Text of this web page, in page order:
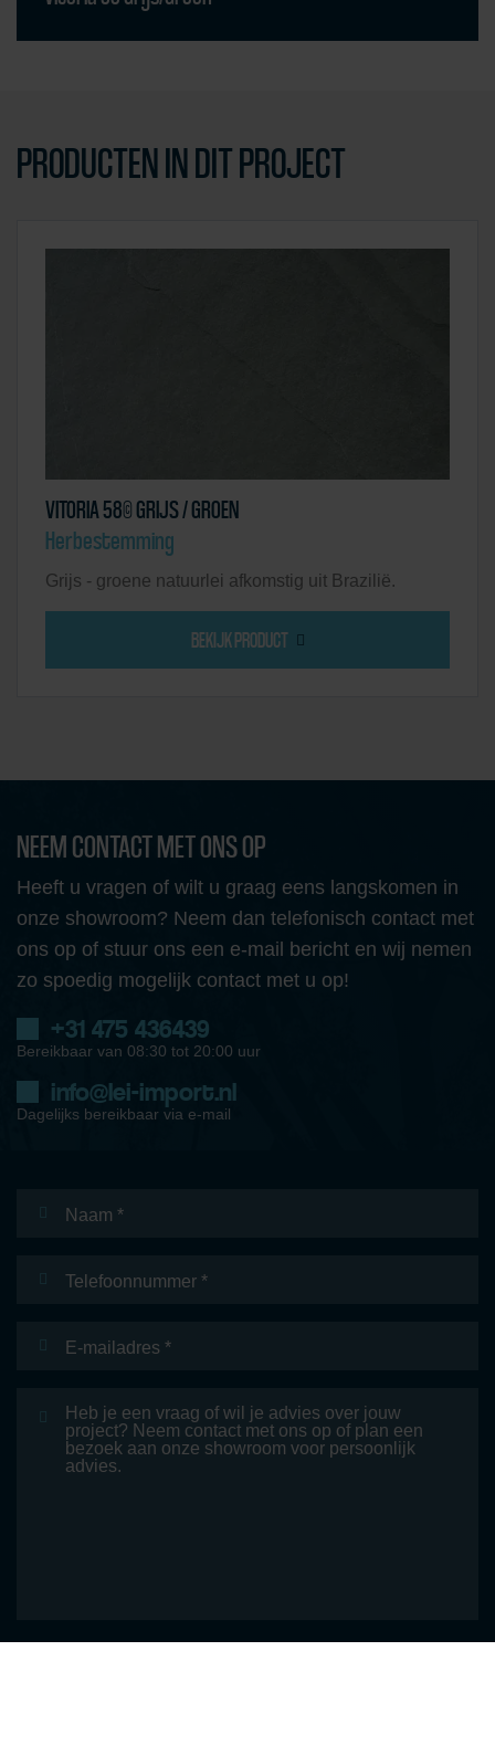
PRODUCTEN IN DIT PROJECT
VITORIA 58© GRIJS / GROEN
Herbestemming
Grijs - groene natuurlei afkomstig uit Brazilië.
BEKIJK PRODUCT
NEEM CONTACT MET ONS OP
Heeft u vragen of wilt u graag eens langskomen in
onze showroom? Neem dan telefonisch contact met
ons op of stuur ons een e-mail bericht en wij nemen
zo spoedig mogelijk contact met u op!
+31 475 436439
Bereikbaar van 08:30 tot 20:00 uur
info@lei-import.nl
Dagelijks bereikbaar via e-mail
mailadres *